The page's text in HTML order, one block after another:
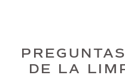
DE LA